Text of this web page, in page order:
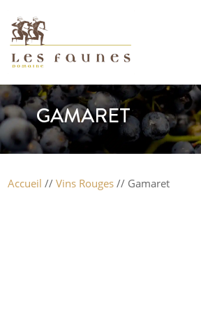
GAMARET
Accueil //Vins Rouges // Gamaret